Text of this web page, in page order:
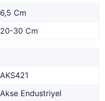
6,5 Cm
20-30 Cm
AKS421
Akse Endustriyel